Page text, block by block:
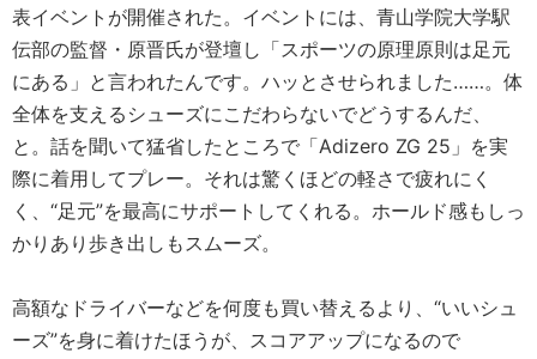
表イベントが開催された。イベントには、青山学院大学駅
伝部の監督・原晋氏が登壇し「スポーツの原理原則は足元
にある」と言われたんです。ハッとさせられました……。体
全体を支えるシューズにこだわらないでどうするんだ、
と。話を聞いて猛省したところで「Adizero ZG 25」を実
際に着用してプレー。それは驚くほどの軽さで疲れにく
く、“足元”を最高にサポートしてくれる。ホールド感もしっ
かりあり歩き出しもスムーズ。
高額なドライバーなどを何度も買い替えるより、“いいシュ
ーズ”を身に着けたほうが、スコアアップになるので